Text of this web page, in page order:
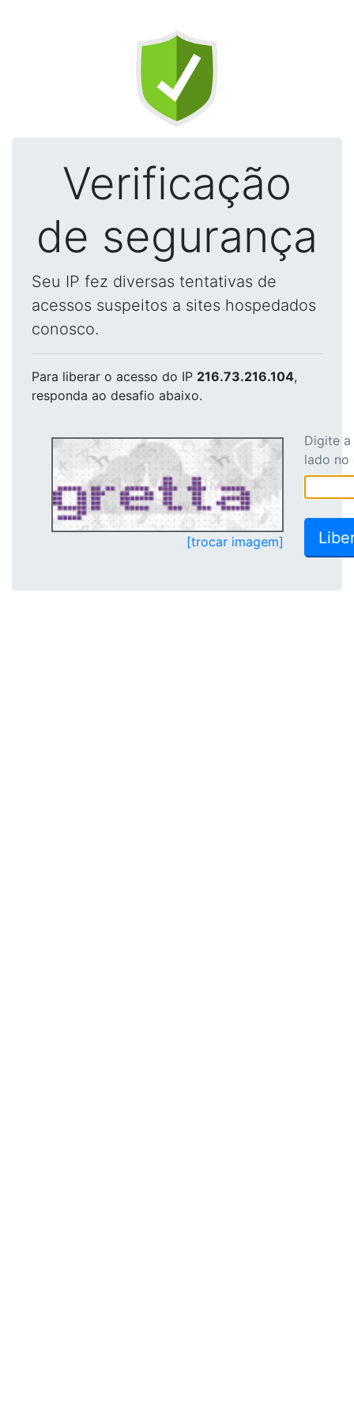
Verificação
de segurança
Seu IP fez diversas tentativas de
acessos suspeitos a sites hospedados
conosco.
Para liberar o acesso do IP 216.73.216.104,
responda ao desafio abaixo.
[trocar imagem]
Digite
lado no